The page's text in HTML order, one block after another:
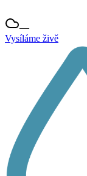
—
Vysíláme živě